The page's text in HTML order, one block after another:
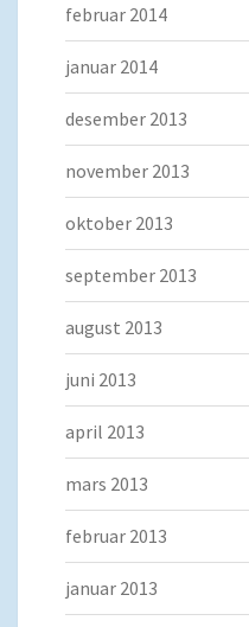
februar 2014
januar 2014
desember 2013
november 2013
oktober 2013
september 2013
august 2013
juni 2013
april 2013
mars 2013
februar 2013
januar 2013